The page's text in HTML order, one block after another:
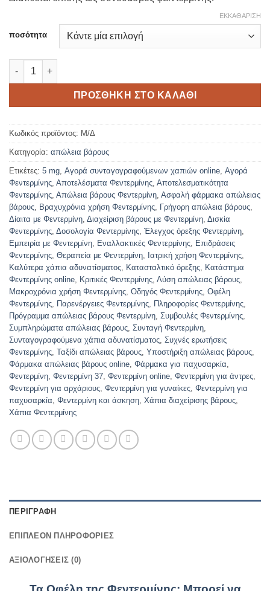
ποσότητα
ΕΚΚΑΘΆΡΙΣΗ
Αγοράστε Φαιντερμίνη στο Διαδίκτυο ποσότητα
ΠΡΟΣΘΉΚΗ ΣΤΟ ΚΑΛΆΘΙ
Κωδικός προϊόντος: Μ/Δ
Κατηγορία: απώλεια βάρους
Ετικέτες: 5 mg, Αγορά συνταγογραφούμενων χαπιών online, Αγορά
Φεντερμίνης, Αποτελέσματα Φεντερμίνης, Αποτελεσματικότητα
Φεντερμίνης, Απώλεια βάρους Φεντερμίνη, Ασφαλή φάρμακα απώλειας
βάρους, Βραχυχρόνια χρήση Φεντερμίνης, Γρήγορη απώλεια βάρους,
Δίαιτα με Φεντερμίνη, Διαχείριση βάρους με Φεντερμίνη, Δισκία
Φεντερμίνης, Δοσολογία Φεντερμίνης, Έλεγχος όρεξης Φεντερμίνη,
Εμπειρία με Φεντερμίνη, Εναλλακτικές Φεντερμίνης, Επιδράσεις
Φεντερμίνης, Θεραπεία με Φεντερμίνη, Ιατρική χρήση Φεντερμίνης,
Καλύτερα χάπια αδυνατίσματος, Κατασταλτικό όρεξης, Κατάστημα
Φεντερμίνης online, Κριτικές Φεντερμίνης, Λύση απώλειας βάρους,
Μακροχρόνια χρήση Φεντερμίνης, Οδηγός Φεντερμίνης, Οφέλη
Φεντερμίνης, Παρενέργειες Φεντερμίνης, Πληροφορίες Φεντερμίνης,
Πρόγραμμα απώλειας βάρους Φεντερμίνη, Συμβουλές Φεντερμίνης,
Συμπληρώματα απώλειας βάρους, Συνταγή Φεντερμίνη,
Συνταγογραφούμενα χάπια αδυνατίσματος, Συχνές ερωτήσεις
Φεντερμίνης, Ταξίδι απώλειας βάρους, Υποστήριξη απώλειας βάρους,
Φάρμακα απώλειας βάρους online, Φάρμακα για παχυσαρκία,
Φεντερμίνη, Φεντερμίνη 37, Φεντερμίνη online, Φεντερμίνη για άντρες,
Φεντερμίνη για αρχάριους, Φεντερμίνη για γυναίκες, Φεντερμίνη για
παχυσαρκία, Φεντερμίνη και άσκηση, Χάπια διαχείρισης βάρους,
Χάπια Φεντερμίνης
ΠΕΡΙΓΡΑΦΉ
ΕΠΙΠΛΈΟΝ ΠΛΗΡΟΦΟΡΊΕΣ
ΑΞΙΟΛΟΓΉΣΕΙΣ (0)